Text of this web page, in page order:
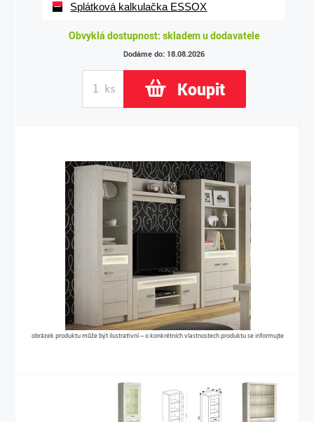
Splátková kalkulačka ESSOX
Obvyklá dostupnost: skladem u dodavatele
Dodáme do: 18.08.2026
Koupit
obrázek produktu může být ilustrativní – o konkrétních vlastnostech produktu se informujte